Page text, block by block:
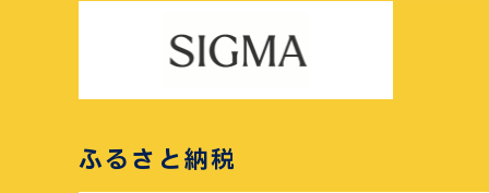
ふるさと納税